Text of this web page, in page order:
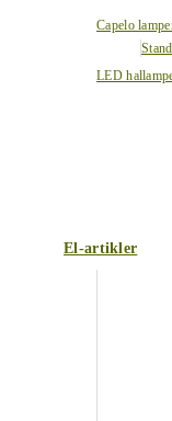
Capelo
LED
El-artikler